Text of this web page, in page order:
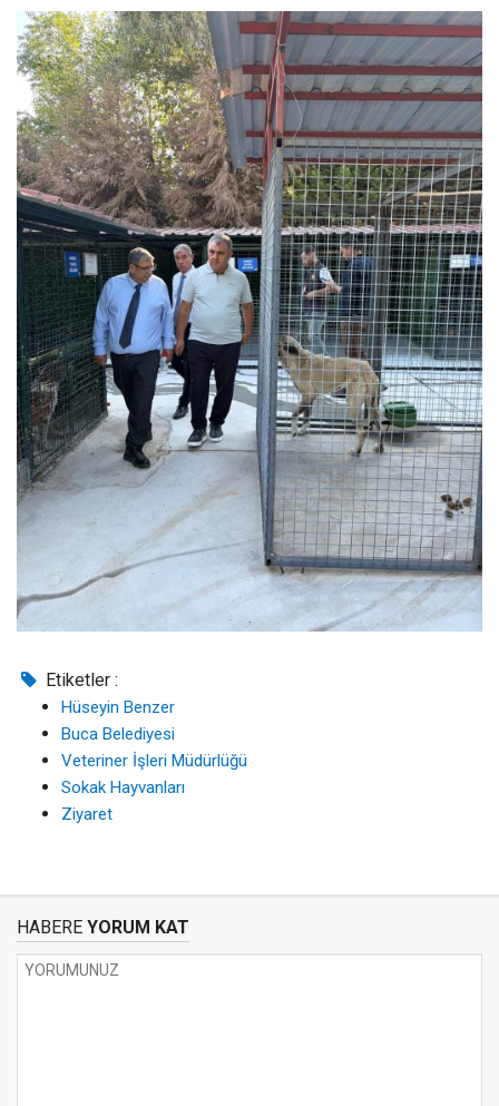
Etiketler :
Hüseyin Benzer
Buca Belediyesi
Veteriner İşleri Müdürlüğü
Sokak Hayvanları
Ziyaret
HABERE YORUM KAT